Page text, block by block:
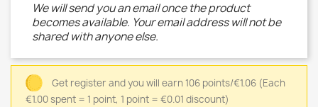
We will send you an email once the product
becomes available. Your email address will not be
shared with anyone else.
Get register and you will earn 106 points/€1.06 (Each
€1.00 spent = 1 point, 1 point = €0.01 discount)